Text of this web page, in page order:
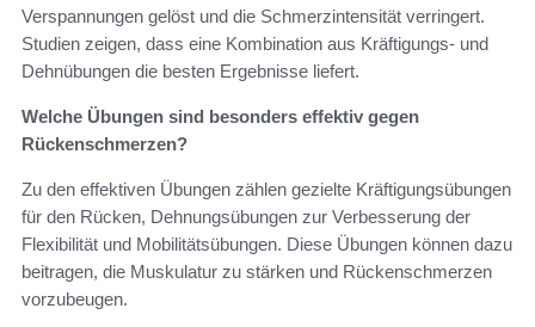
Verspannungen gelöst und die Schmerzintensität verringert.
Studien zeigen, dass eine Kombination aus Kräftigungs- und
Dehnübungen die besten Ergebnisse liefert.
Welche Übungen sind besonders effektiv gegen
Rückenschmerzen?
Zu den effektiven Übungen zählen gezielte Kräftigungsübungen
für den Rücken, Dehnungsübungen zur Verbesserung der
Flexibilität und Mobilitätsübungen. Diese Übungen können dazu
beitragen, die Muskulatur zu stärken und Rückenschmerzen
vorzubeugen.